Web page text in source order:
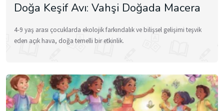
Doğa Keşif Avı: Vahşi Doğada Macera
4-9 yaş arası çocuklarda ekolojik farkındalık ve bilişsel gelişimi teşvik
eden açık hava, doğa temelli bir etkinlik.